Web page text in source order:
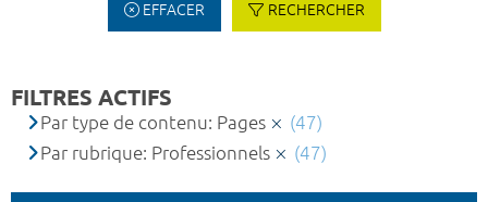
EFFACER RECHERCHER
FILTRES ACTIFS
Par type de contenu: Pages
(47)
Par rubrique: Professionnels
(47)